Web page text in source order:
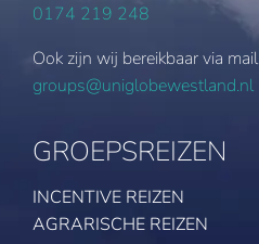
0174 219 248
Ook zijn wij bereikbaar via mail
groups@uniglobewestland.nl
GROEPSREIZEN
INCENTIVE REIZEN
AGRARISCHE REIZEN